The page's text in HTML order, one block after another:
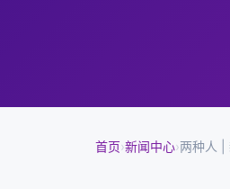
首页›新闻中心›两种人 |